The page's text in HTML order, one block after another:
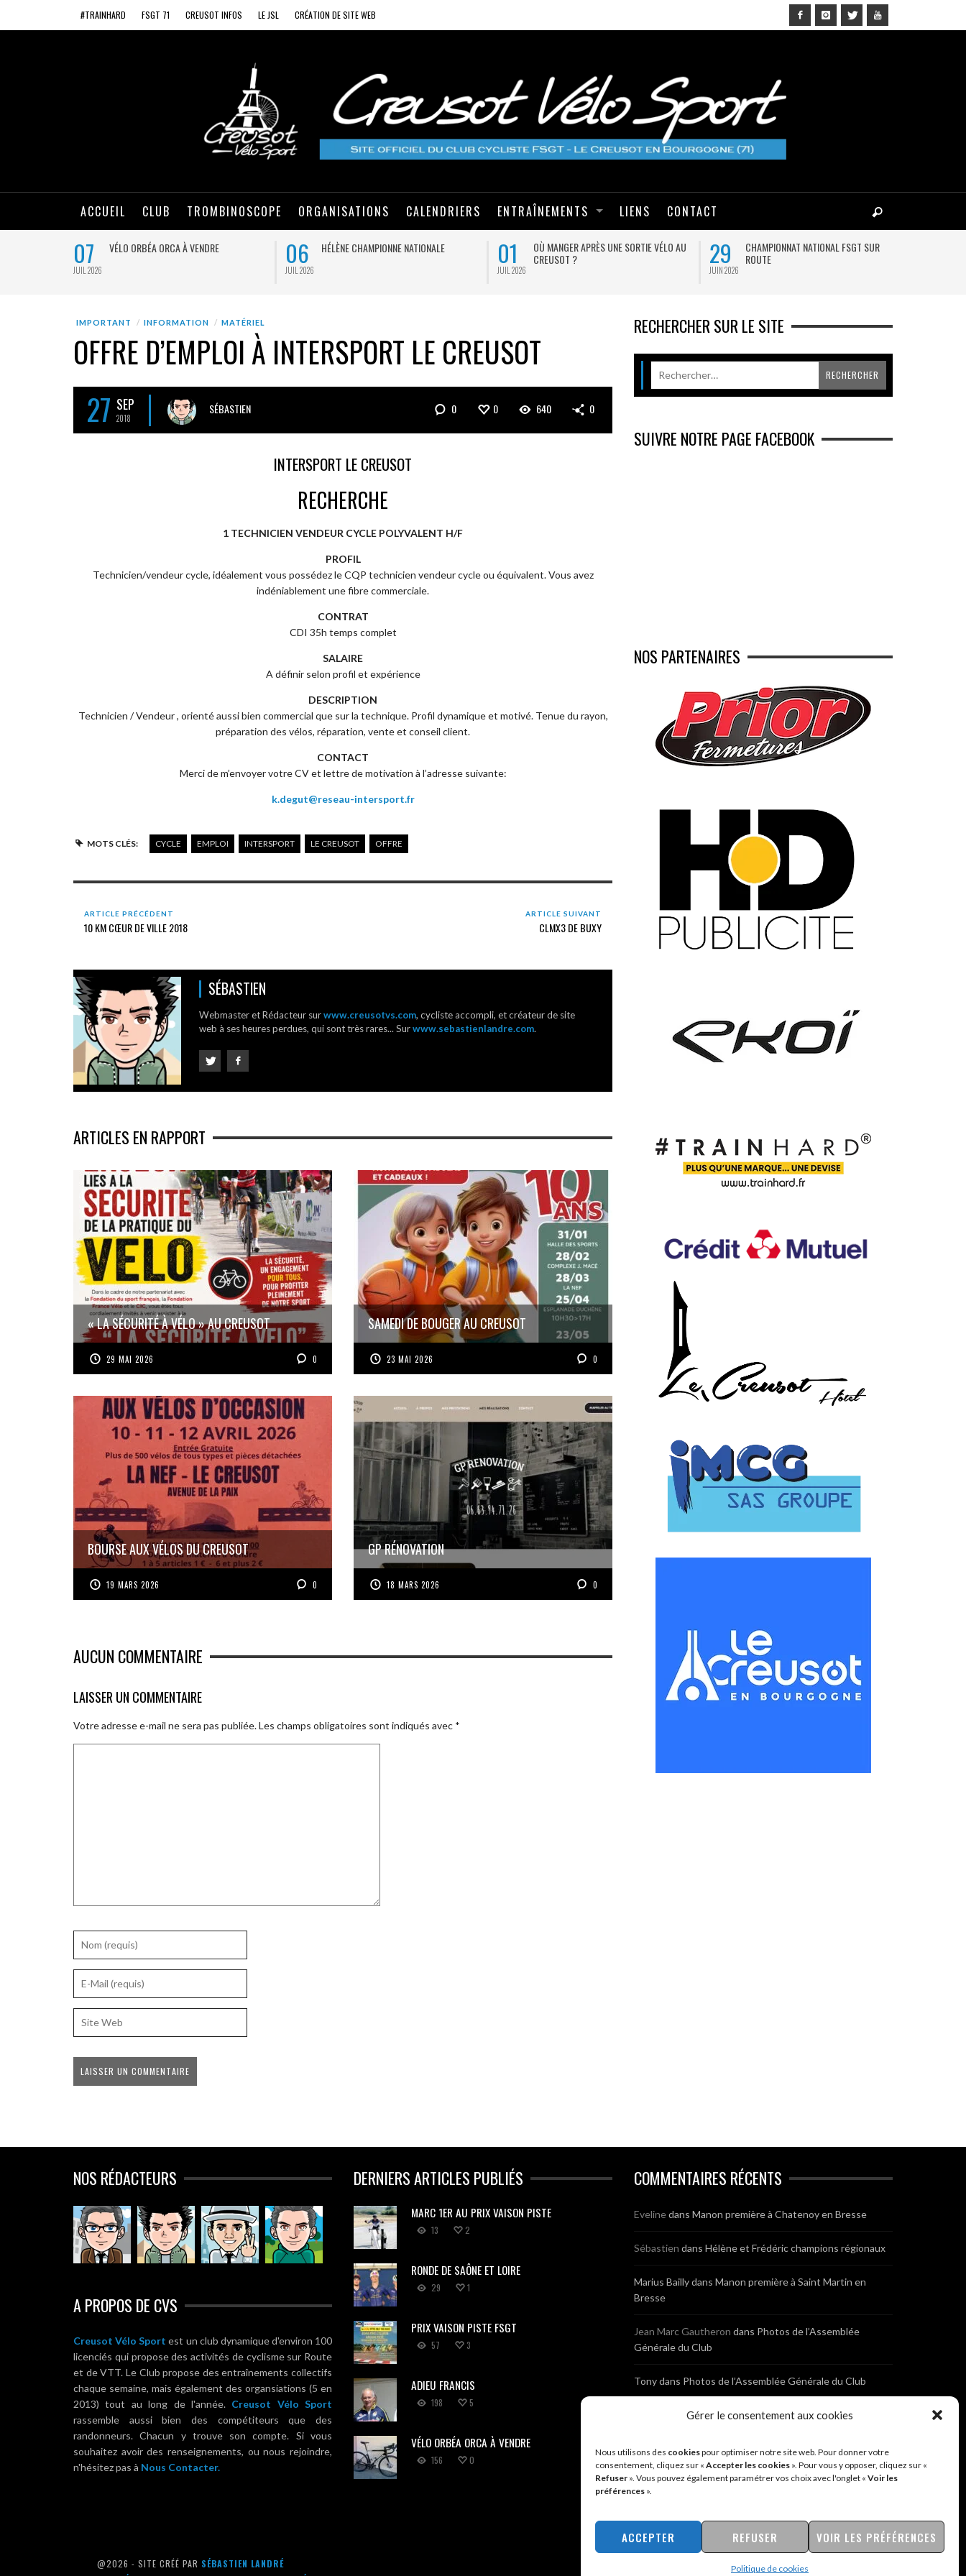
Gérer le consentement aux cookies
Nous utilisons des cookiespour optimiser notre site web. Pour donner votre
consentement, cliquez sur « Accepter les cookies ». Pour vous y opposer, cliquez sur «
Refuser ». Vous pouvez également paramétrer vos choix avec l'onglet « Voir les
préférences ».
ACCEPTER REFUSER VOIR LES PRÉFÉRENCES
Politique de cookies
#TRAINHARD FSGT 71 CREUSOT INFOS LE JSL CRÉATION DE SITE WEB
ACCUEIL CLUB TROMBINOSCOPE ORGANISATIONS CALENDRIERS ENTRAÎNEMENTS LIENS CONTACT
07
JUIL 2026
VÉLO ORBÉA ORCA À VENDRE 06
JUIL 2026
HÉLÈNE CHAMPIONNE NATIONALE 01
JUIL 2026
OÙ MANGER APRÈS UNE SORTIE VÉLO AU
CREUSOT ?
29
JUIN 2026
CHAMPIONNAT NATIONAL FSGT SUR
ROUTE
IMPORTANT INFORMATION MATÉRIEL
OFFRE D’EMPLOI À INTERSPORT LE CREUSOT
27 SEP
2018
SÉBASTIEN 0 0 640 0
INTERSPORT LE CREUSOT
RECHERCHE
1 TECHNICIEN VENDEUR CYCLE POLYVALENT H/F
PROFIL
Technicien/vendeur cycle, idéalement vous possédez le CQP technicien vendeur cycle ou équivalent. Vous avez
indéniablement une fibre commerciale.
CONTRAT
CDI 35h temps complet
SALAIRE
A définir selon profil et expérience
DESCRIPTION
Technicien / Vendeur , orienté aussi bien commercial que sur la technique. Profil dynamique et motivé. Tenue du rayon,
préparation des vélos, réparation, vente et conseil client.
CONTACT
Merci de m’envoyer votre CV et lettre de motivation à l’adresse suivante:
k.degut@reseau-intersport.fr
MOTS CLÉS: CYCLE EMPLOI INTERSPORT LE CREUSOT OFFRE
ARTICLE PRÉCÉDENT
10 KM CŒUR DE VILLE 2018
ARTICLE SUIVANT
CLMX3 DE BUXY
SÉBASTIEN
Webmaster et Rédacteur surwww.creusotvs.com, cycliste accompli, et créateur de site
web à ses heures perdues, qui sont très rares... Surwww.sebastienlandre.com.
ARTICLES EN RAPPORT
« LA SÉCURITÉ À VÉLO » AU CREUSOT
29 MAI 2026 0
SAMEDI DE BOUGER AU CREUSOT
23 MAI 2026 0
BOURSE AUX VÉLOS DU CREUSOT
19 MARS 2026 0
GP RÉNOVATION
18 MARS 2026 0
AUCUN COMMENTAIRE
LAISSER UN COMMENTAIRE
Votre adresse e-mail ne sera pas publiée.Les champs obligatoires sont indiqués avec *
RECHERCHER SUR LE SITE
SUIVRE NOTRE PAGE FACEBOOK
NOS PARTENAIRES
NOS RÉDACTEURS
A PROPOS DE CVS
Creusot Vélo Sport est un club dynamique d'environ 100
licenciés qui propose des activités de cyclisme sur Route
et de VTT. Le Club propose des entraînements collectifs
chaque semaine, mais également des organsiations (5 en
2013) tout au long de l'année. Creusot Vélo Sport
rassemble aussi bien des compétiteurs que des
randonneurs. Chacun y trouve son compte. Si vous
souhaitez avoir des renseignements, ou nous rejoindre,
n'hésitez pas à Nous Contacter.
DERNIERS ARTICLES PUBLIÉS
MARC 1ER AU PRIX VAISON PISTE
13 2
RONDE DE SAÔNE ET LOIRE
29 1
PRIX VAISON PISTE FSGT
57 3
ADIEU FRANCIS
198 5
VÉLO ORBÉA ORCA À VENDRE
156 0
COMMENTAIRES RÉCENTS
Evelinedans Manon première à Chatenoy en Bresse
Sébastien dans Hélène et Frédéric champions régionaux
Marius Baillydans Manon première à Saint Martin en
Bresse
Jean Marc Gautheron dans Photos de l’Assemblée
Générale du Club
Tonydans Photos de l’Assemblée Générale du Club
dansCyclocross de Brochon (21)
BreniauxdansCyclocross de Brochon (21)
AnonymedansDiététique Nutrition 71 – Cécile Guyon
@2026 - SITE CRÉÉ PAR SÉBASTIEN LANDRÉ